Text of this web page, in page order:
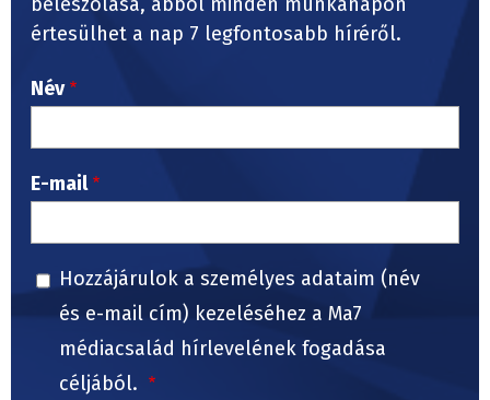
értesülhet a nap 7 legfontosabb híréről.
Név
E-mail
Hozzájárulok a személyes adataim (név
és e-mail cím) kezeléséhez a Ma7
médiacsalád hírlevelének fogadása
céljából.